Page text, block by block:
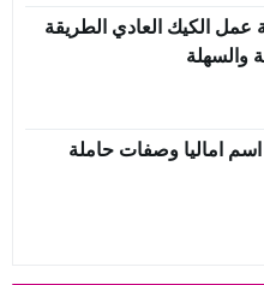
عمل الكيك العادي الطريقة
والسهلة
اماليا وصفات حاملة